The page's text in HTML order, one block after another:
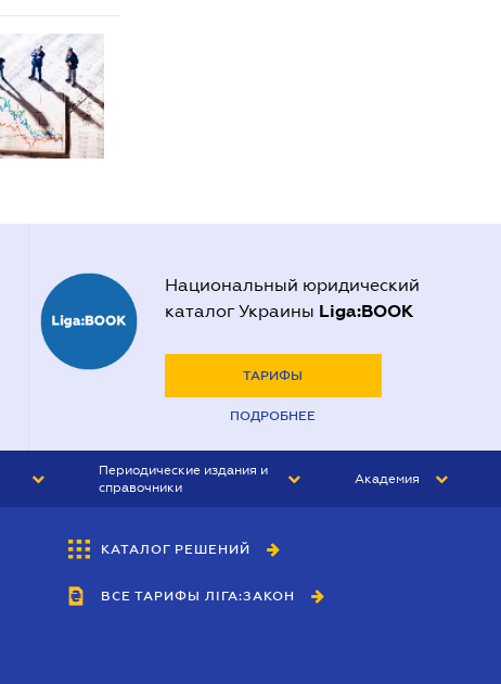
Национальный юридический
каталог Украины Liga:BOOK
ТАРИФЫ
ПОДРОБНЕЕ
Периодические издания и
справочники
БУХГАЛТЕР&ЗАКОН
ВЕСТНИК МСФО
Академия
КАТАЛОГ РЕШЕНИЙ
ВСЕ ТАРИФЫ ЛІГА:ЗАКОН